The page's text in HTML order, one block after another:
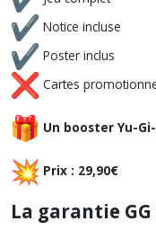
Notice incluse
Poster inclus
Cartes
Un booster Yu-
Prix : 29,90€
La garantie GG